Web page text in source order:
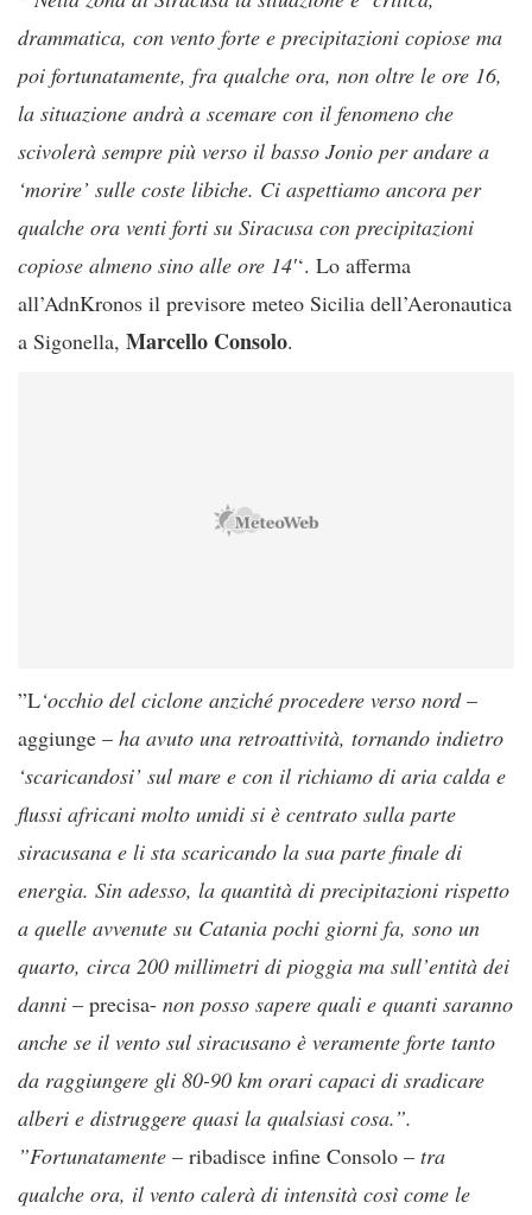
drammatica, con vento forte e precipitazioni copiose ma
poi fortunatamente, fra qualche ora, non oltre le ore 16,
la situazione andrà a scemare con il fenomeno che
scivolerà sempre più verso il basso Jonio per andare a
‘morire’ sulle coste libiche. Ci aspettiamo ancora per
qualche ora venti forti su Siracusa con precipitazioni
copiose almeno sino alle ore 14′‘. Lo afferma
all’AdnKronos il previsore meteo Sicilia dell’Aeronautica
a Sigonella, Marcello Consolo.
”L‘occhio del ciclone anziché procedere verso nord–
aggiunge – ha avuto una retroattività, tornando indietro
‘scaricandosi’ sul mare e con il richiamo di aria calda e
flussi africani molto umidi si è centrato sulla parte
siracusana e li sta scaricando la sua parte finale di
energia. Sin adesso, la quantità di precipitazioni rispetto
a quelle avvenute su Catania pochi giorni fa, sono un
quarto, circa 200 millimetri di pioggia ma sull’entità dei
danni – precisa- non posso sapere quali e quanti saranno
anche se il vento sul siracusano è veramente forte tanto
da raggiungere gli 80-90 km orari capaci di sradicare
alberi e distruggere quasi la qualsiasi cosa.”.
”Fortunatamente – ribadisce infine Consolo – tra
qualche ora, il vento calerà di intensità così come le